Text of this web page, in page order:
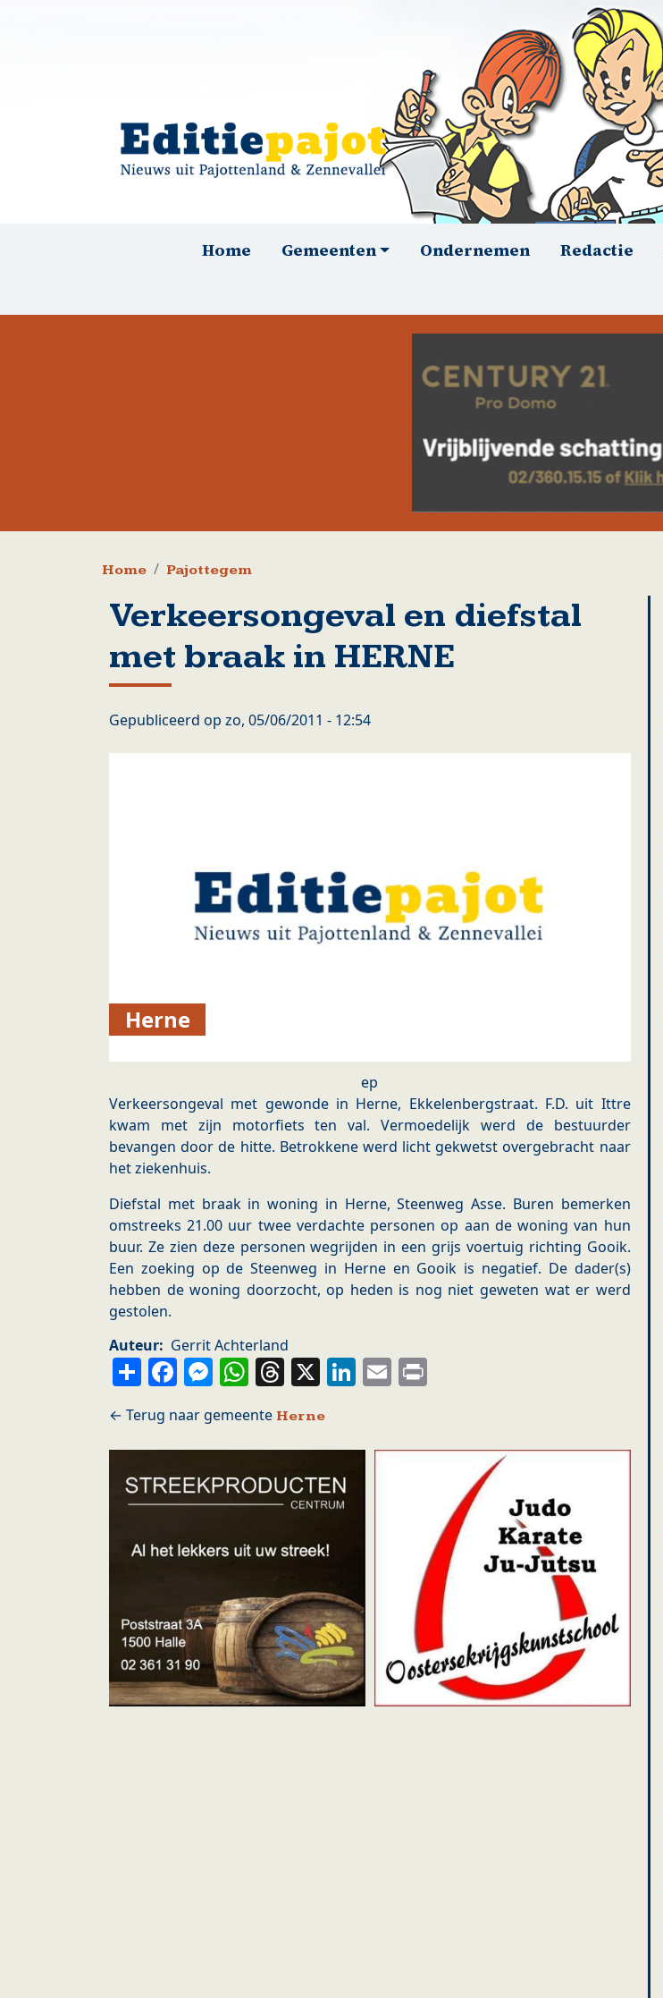
HoofdnavigatieHome Gemeenten Ondernemen Redactie
Kruimelpad
Home Pajottegem
Verkeersongeval en diefstal
met braak in HERNE
Gepubliceerd op zo, 05/06/2011 - 12:54
Herne
ep
Verkeersongeval met gewonde in Herne, Ekkelenbergstraat. F.D. uit Ittre
kwam met zijn motorfiets ten val. Vermoedelijk werd de bestuurder
bevangen door de hitte. Betrokkene werd licht gekwetst overgebracht naar
het ziekenhuis.
Diefstal met braak in woning in Herne, Steenweg Asse. Buren bemerken
omstreeks 21.00 uur twee verdachte personen op aan de woning van hun
buur. Ze zien deze personen wegrijden in een grijs voertuig richting Gooik.
Een zoeking op de Steenweg in Herne en Gooik is negatief. De dader(s)
hebben de woning doorzocht, op heden is nog niet geweten wat er werd
gestolen.
Auteur
Gerrit Achterland
ShareFacebook
Messenger
WhatsApp
Threads
X LinkedIn
Email
Herne